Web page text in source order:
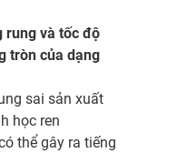
rung và tốc độ
tròn của dạng
sai sản xuất
học ren
thể gây ra tiếng